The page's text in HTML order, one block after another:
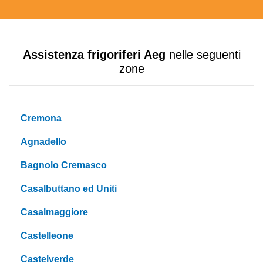
Assistenza frigoriferi Aeg nelle seguenti
zone
Cremona
Agnadello
Bagnolo Cremasco
Casalbuttano ed Uniti
Casalmaggiore
Castelleone
Castelverde